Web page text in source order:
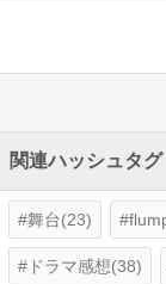
関連ハッシュタグ
舞台(23)
ドラマ感想(38)